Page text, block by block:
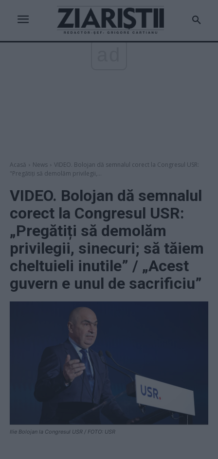
Acasă News
VIDEO. Bolojan dă semnalul corect la Congresul USR:
"Pregătiți să demolăm privilegii,...
VIDEO. Bolojan dă semnalul
corect la Congresul USR:
„Pregătiți să demolăm
privilegii, sinecuri; să tăiem
cheltuieli inutile” / „Acest
guvern e unul de sacrificiu”
Ilie Bolojan la Congresul USR / FOTO: USR